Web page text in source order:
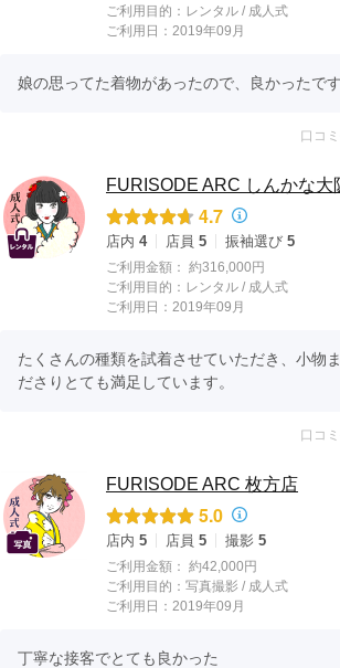
ご利用目的： レンタル / 成人式
ご利用日：2019年09月
娘の思ってた着物があったので、良かったです
口コ
FURISODE ARC しんかな大
4.7
店内 4 店員 5 振袖選び 5
ご利用金額： 約316,000円
ご利用目的： レンタル / 成人式
ご利用日：2019年09月
たくさんの種類を試着させていただき、小物
ださりとても満足しています。
口コ
FURISODE ARC 枚方店
5.0
店内 5 店員 5 撮影 5
ご利用金額： 約42,000円
ご利用目的： 写真撮影 / 成人式
ご利用日：2019年09月
丁寧な接客でとても良かった